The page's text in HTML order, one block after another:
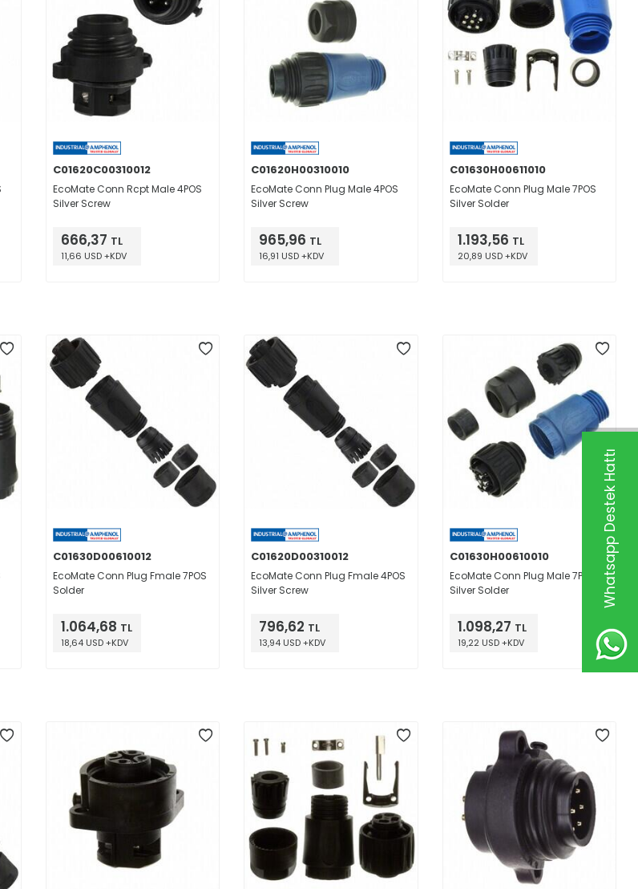
Whatsapp Destek Hattı
C01620C00310012
EcoMate Conn Rcpt Male 4POS
Silver Screw
666,37 TL
11,66 USD +KDV
C01620H00310010
EcoMate Conn Plug Male 4POS
Silver Screw
965,96 TL
16,91 USD +KDV
C01630H00611010
EcoMate Conn Plug Male 7POS
Silver Solder
1.193,56 TL
20,89 USD +KDV
C01630D00610012
EcoMate Conn Plug Fmale 7POS
Solder
1.064,68 TL
18,64 USD +KDV
C01620D00310012
EcoMate Conn Plug Fmale 4POS
Silver Screw
796,62 TL
13,94 USD +KDV
C01630H00610010
EcoMate Conn Plug Male 7POS
Silver Solder
1.098,27 TL
19,22 USD +KDV